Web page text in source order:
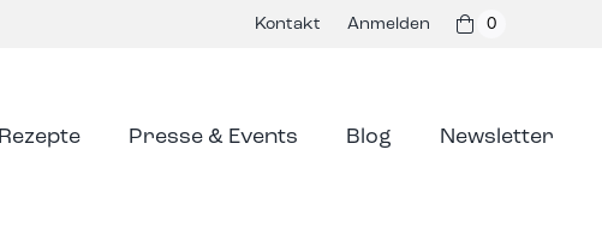
Kontakt Anmelden 0
Rezepte Presse & Events Blog Newsletter